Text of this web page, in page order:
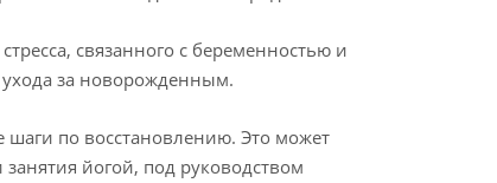
связанного с беременностью и
за новорожденным.
по восстановлению. Это может
йогой, под руководством